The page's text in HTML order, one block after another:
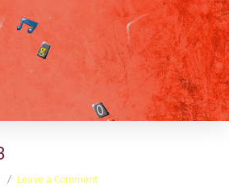
Leave a Comment